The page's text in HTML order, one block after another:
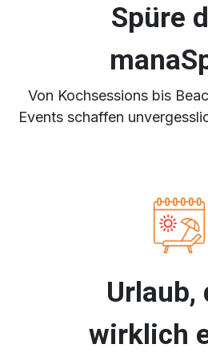
Spüre
Von Kochsessions bis
Events schaffen
Urlaub,
wirklich